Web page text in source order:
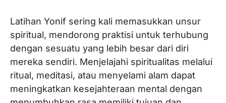
Latihan Yonif sering kali memasukkan unsur
spiritual, mendorong praktisi untuk terhubung
dengan sesuatu yang lebih besar dari diri
mereka sendiri. Menjelajahi spiritualitas melalui
ritual, meditasi, atau menyelami alam dapat
meningkatkan kesejahteraan mental dengan